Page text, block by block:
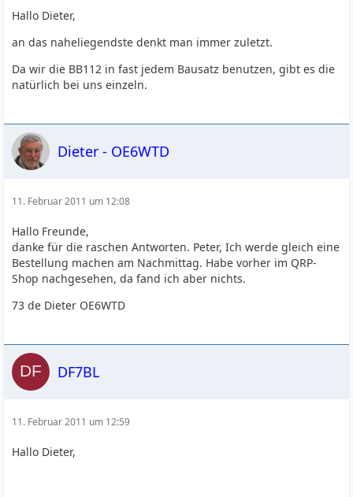
Hallo Dieter,
an das naheliegendste denkt man immer zuletzt.
Da wir die BB112 in fast jedem Bausatz benutzen, gibt es die
natürlich bei uns einzeln.
Dieter - OE6WTD
11. Februar 2011 um 12:08
Hallo Freunde,
danke für die raschen Antworten. Peter, Ich werde gleich eine
Bestellung machen am Nachmittag. Habe vorher im QRP-
Shop nachgesehen, da fand ich aber nichts.
73 de Dieter OE6WTD
DF7BL
11. Februar 2011 um 12:59
Hallo Dieter,